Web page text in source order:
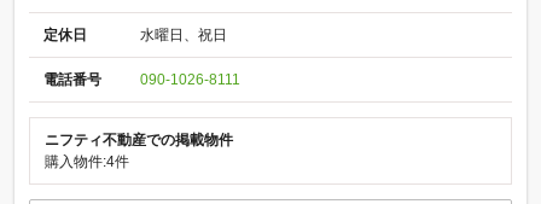
定休日 水曜日、祝日
電話番号 090-1026-8111
ニフティ不動産での掲載物件
購入物件:4件